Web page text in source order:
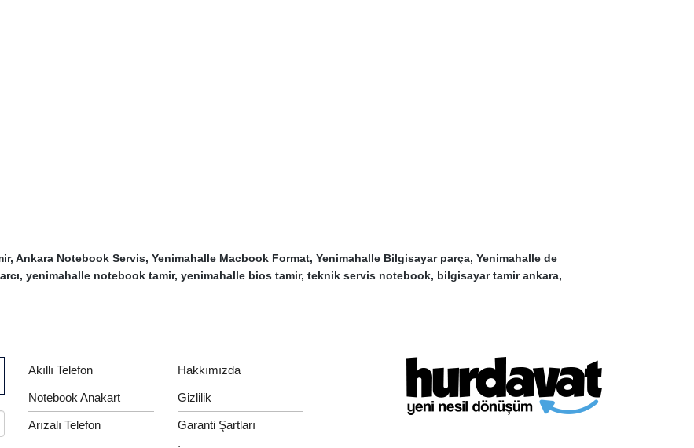
Ankara Notebook Servis, Yenimahalle Macbook Format, Yenimahalle Bilgisayar parça, Yenimahalle de
yenimahalle notebook tamir, yenimahalle bios tamir, teknik servis notebook, bilgisayar tamir ankara,
Akıllı Telefon
Notebook Anakart
Arızalı Telefon
Hakkımızda
Gizlilik
Garanti Şartları